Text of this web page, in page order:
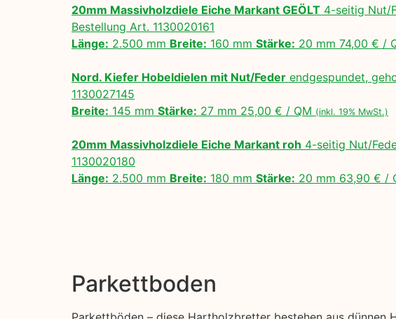
20mm Massivholzdiele Eiche Markant GEÖLT 4-seitig Nut/
Bestellung Art. 1130020161
Länge: 2.500 mm Breite: 160 mm Stärke: 20 mm 74,00 € /
Nord. Kiefer Hobeldielen mit Nut/Feder endgespundet,
1130027145
Breite: 145 mm Stärke: 27 mm 25,00 € / QM (inkl. 19% MwSt.)
20mm Massivholzdiele Eiche Markant roh 4-seitig Nut/
1130020180
Länge: 2.500 mm Breite: 180 mm Stärke: 20 mm 63,90 € /
Parkettboden